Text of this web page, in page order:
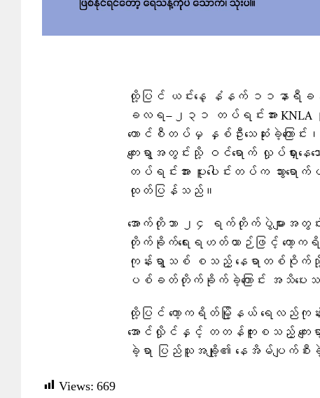
ထို့ပြင် ယင်းနေ့ နံနက် ၁၁နာရီခ
ခလရ−၂၃၁ တပ်ရင်းအား
ကောင်စီတပ်မှ နှစ်ဦးသေဆုံးခဲ့ကြော
ကျေးရွာအတွင်းသို့ ဝင်ရောက် လှုပ်ရှ
တပ်ရင်းအား ပူးပေါင်းတပ်က သွားရ
ထုတ်ပြန်သည်။
အောက်တိုဘာ ၂၄ ရက်တိုက်ပွဲများအတွင်
တိုက်ခိုက်ရေးရဟတ်ယာဉ်ဖြင့် ကော့
ကုန်းရွာသစ် စသည့် နေရာတစ်ဝို
ပစ်ခတ်တိုက်ခိုက်ခဲ့ကြောင်း အသိပေး
ထို့ပြင် ကော့ကရိတ်မြို့နယ် ရေလည်
အောင်လှိုင်နှင့် တတန်ကူးစသည့် ကျေးရွ
ခဲ့ရာ ပြည်သူအချို့၏ နေအိမ်ပျက်စီး
Views: 669